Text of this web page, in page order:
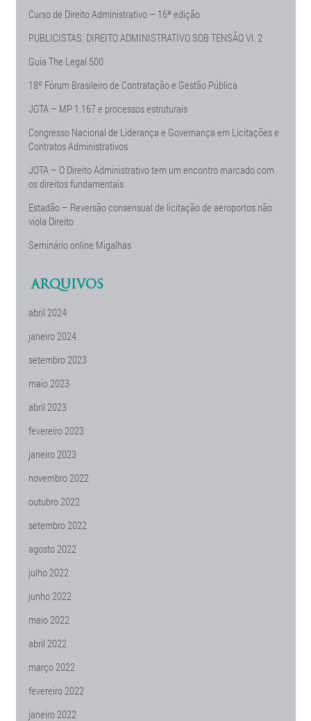
Curso de Direito Administrativo – 16ª edição
PUBLICISTAS: DIREITO ADMINISTRATIVO SOB TENSÃO Vl. 2
Guia The Legal 500
18º Fórum Brasileiro de Contratação e Gestão Pública
JOTA – MP 1.167 e processos estruturais
Congresso Nacional de Liderança e Governança em Licitações e
Contratos Administrativos
JOTA – O Direito Administrativo tem um encontro marcado com
os direitos fundamentais
Estadão – Reversão consensual de licitação de aeroportos não
viola Direito
Seminário online Migalhas
ARQUIVOS
abril 2024
janeiro 2024
setembro 2023
maio 2023
abril 2023
fevereiro 2023
janeiro 2023
novembro 2022
outubro 2022
setembro 2022
agosto 2022
julho 2022
junho 2022
maio 2022
abril 2022
março 2022
fevereiro 2022
janeiro 2022